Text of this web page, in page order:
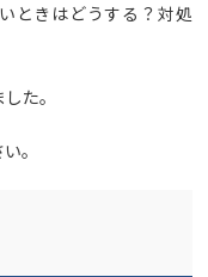
ときはどうする？対処
た。
。